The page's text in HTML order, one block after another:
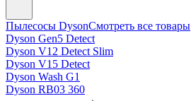
Пылесосы DysonСмотреть все товары
Dyson Gen5 Detect
Dyson V12 Detect Slim
Dyson V15 Detect
Dyson Wash G1
Dyson RB03 360